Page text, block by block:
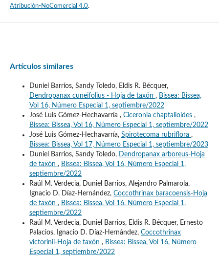
Atribución-NoComercial 4.0.
Artículos similares
Duniel Barrios, Sandy Toledo, Eldis R. Bécquer,
Dendropanax cuneifolius - Hoja de taxón , Bissea: Bissea,
Vol 16, Número Especial 1, septiembre/2022
José Luis Gómez-Hechavarría , Ciceronia chaptalioides ,
Bissea: Bissea, Vol 16, Número Especial 1, septiembre/2022
José Luis Gómez-Hechavarría, Spirotecoma rubriflora ,
Bissea: Bissea, Vol 17, Número Especial 1, septiembre/2023
Duniel Barrios, Sandy Toledo,
Dendropanax arboreus-Hoja
de taxón , Bissea: Bissea, Vol 16, Número Especial 1,
septiembre/2022
Raúl M. Verdecia, Duniel Barrios, Alejandro Palmarola,
Ignacio D. Díaz-Hernández, Coccothrinax baracoensis-Hoja
de taxón , Bissea: Bissea, Vol 16, Número Especial 1,
septiembre/2022
Raúl M. Verdecia, Duniel Barrios, Eldis R. Bécquer, Ernesto
Palacios, Ignacio D. Díaz-Hernández, Coccothrinax
victorinii-Hoja de taxón , Bissea: Bissea, Vol 16, Número
Especial 1, septiembre/2022